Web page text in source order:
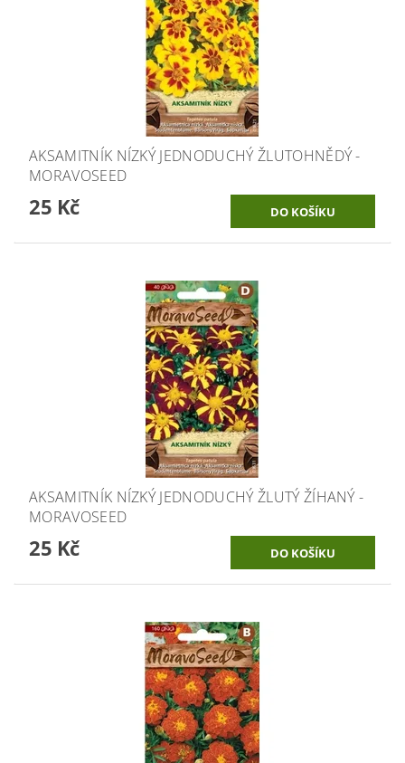
AKSAMITNÍK NÍZKÝ JEDNODUCHÝ ŽLUTOHNĚDÝ -
MORAVOSEED
25 Kč
AKSAMITNÍK NÍZKÝ JEDNODUCHÝ ŽLUTÝ ŽÍHANÝ -
MORAVOSEED
25 Kč